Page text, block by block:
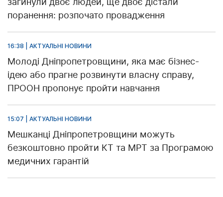
поранення: розпочато провадження
16:38 | АКТУАЛЬНІ НОВИНИ
Молоді Дніпропетровщини, яка має бізнес-
ідею або прагне розвинути власну справу,
ПРООН пропонує пройти навчання
15:07 | АКТУАЛЬНІ НОВИНИ
Мешканці Дніпропетровщини можуть
безкоштовно пройти КТ та МРТ за Програмою
медичних гарантій